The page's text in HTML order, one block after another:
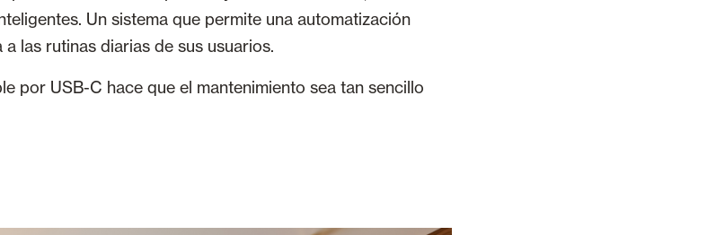
Un sistema que permite una automatización
las rutinas diarias de sus usuarios.
por USB-C hace que el mantenimiento sea tan sencillo